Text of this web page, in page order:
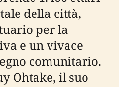
della città,
per la
e un vivace
comunitario.
Ohtake, il suo